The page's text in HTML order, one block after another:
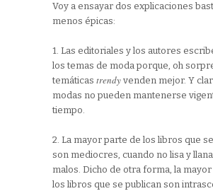
Voy a ensayar dos explicaciones
menos épicas:
1. Las editoriales y los autores
los temas de moda porque, oh
temáticas trendy venden mejor. Y
modas no pueden mantenerse
tiempo.
2. La mayor parte de los libros que
son mediocres, cuando no lisa y
malos. Dicho de otra forma, la
los libros que se publican son